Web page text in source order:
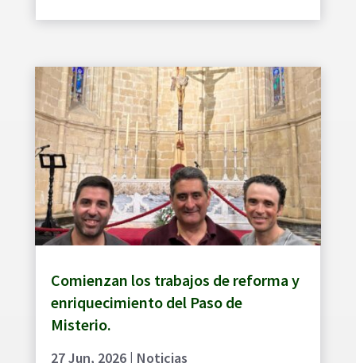
Comienzan los trabajos de reforma y
enriquecimiento del Paso de
Misterio.
27 Jun, 2026| Noticias